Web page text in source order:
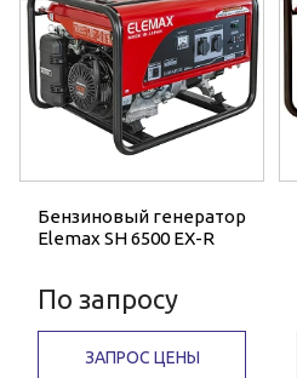
Бензиновый генератор
Elemax SH 6500 EX-R
По запросу
ЗАПРОС ЦЕНЫ